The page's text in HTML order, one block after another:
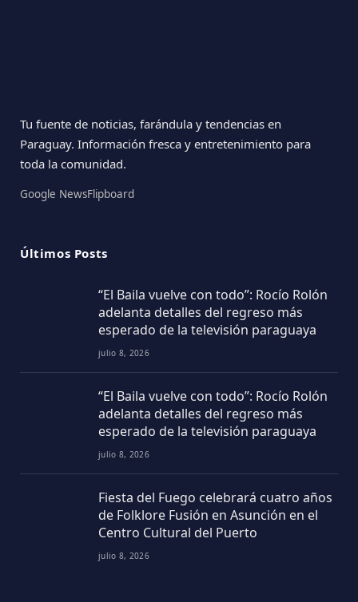
Tu fuente de noticias, farándula y tendencias en
Paraguay. Información fresca y entretenimiento para
toda la comunidad.
Google NewsFlipboard
Últimos Posts
“El Baila vuelve con todo”: Rocío Rolón
adelanta detalles del regreso más
esperado de la televisión paraguaya
julio 8, 2026
“El Baila vuelve con todo”: Rocío Rolón
adelanta detalles del regreso más
esperado de la televisión paraguaya
julio 8, 2026
Fiesta del Fuego celebrará cuatro años
de Folklore Fusión en Asunción en el
Centro Cultural del Puerto
julio 8, 2026